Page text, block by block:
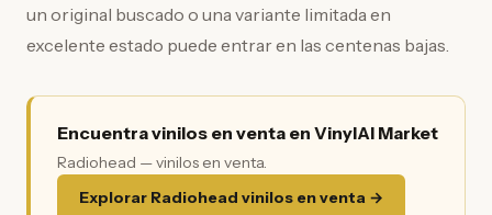
un original buscado o una variante limitada en
excelente estado puede entrar en las centenas bajas.
Encuentra vinilos en venta en VinylAI Market
Radiohead — vinilos en venta.
Explorar Radiohead vinilos en venta →